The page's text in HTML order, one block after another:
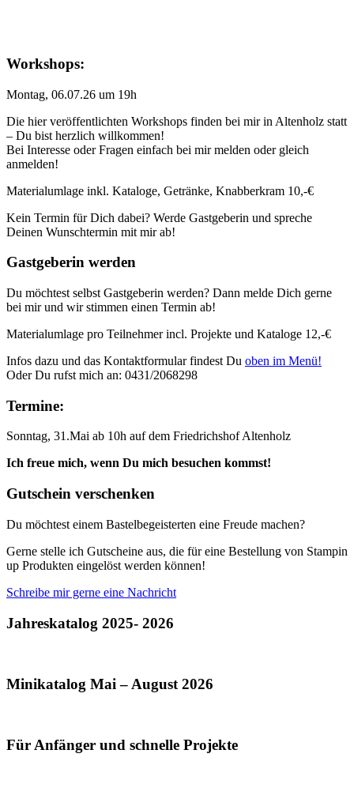
Workshops:
Montag, 06.07.26 um 19h
Die hier veröffentlichten Workshops finden bei mir in Altenholz statt
– Du bist herzlich willkommen!
Bei Interesse oder Fragen einfach bei mir melden oder gleich
anmelden!
Materialumlage inkl. Kataloge, Getränke, Knabberkram 10,-€
Kein Termin für Dich dabei? Werde Gastgeberin und spreche
Deinen Wunschtermin mit mir ab!
Gastgeberin werden
Du möchtest selbst Gastgeberin werden? Dann melde Dich gerne
bei mir und wir stimmen einen Termin ab!
Materialumlage pro Teilnehmer incl. Projekte und Kataloge 12,-€
Infos dazu und das Kontaktformular findest Du oben im Menü!
Oder Du rufst mich an: 0431/2068298
Termine:
Sonntag, 31.Mai ab 10h auf dem Friedrichshof Altenholz
Ich freue mich, wenn Du mich besuchen kommst!
Gutschein verschenken
Du möchtest einem Bastelbegeisterten eine Freude machen?
Gerne stelle ich Gutscheine aus, die für eine Bestellung von Stampin
up Produkten eingelöst werden können!
Schreibe mir gerne eine Nachricht
Jahreskatalog 2025- 2026
Minikatalog Mai – August 2026
Für Anfänger und schnelle Projekte